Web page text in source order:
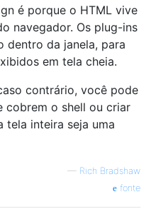
é porque o HTML vive
navegador. Os plug-ins
dentro da janela, para
em tela cheia.
contrário, você pode
cobrem o shell ou criar
tela inteira seja uma
— Rich Bradshaw
fonte